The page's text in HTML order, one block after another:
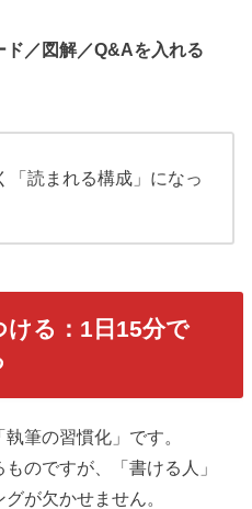
ド／図解／Q&Aを入れる
「読まれる構成」になっ
ける：1日15分で
筆の習慣化」です。
のですが、「書ける人」
が欠かせません。